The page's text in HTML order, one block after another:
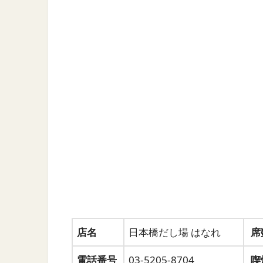
店名 日本橋だし場 はなれ
電話番号 03-5205-8704